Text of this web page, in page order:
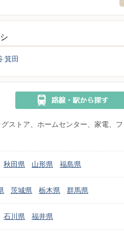
箕田
ストア、ホームセンター、家電、フ
秋田県 山形県 福島県
茨城県 栃木県 群馬県
石川県 福井県